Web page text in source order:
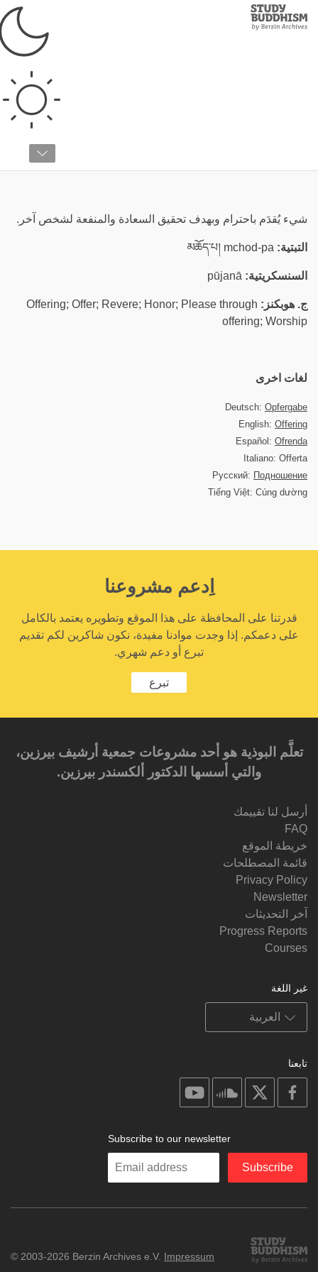
Study
Buddhism
شيء يُقدَم باحترام وبهدف تحقيق السعادة والمنفعة لشخص آخر.
التبتية:
السنسكريتية:
ج. هوبكنز: Offering; Offer; Revere; Honor; Please through
offering; Worship
لغات اخرى
Deutsch: Opfergabe
English: Offering
Español: Ofrenda
Italiano: Offerta
Русский: Подношение
Tiếng Việt: Cúng dường
اِدعم مشروعنا
قدرتنا على المحافظة على هذا الموقع وتطويره يعتمد بالكامل
على دعمكم. إذا وجدت موادنا مفيدة، نكون شاكرين لكم تقديم
تبرع أو دعم شهري.
تبرع
تعلَّم البوذية هو أحد مشروعات جمعية أرشيف بيرزين،
والتي أسسها الدكتور ألكسندر بيرزين.‎‎
أرسل لنا تقييمك
FAQ
خريطة الموقع
قائمة المصطلحات
Privacy Policy
Newsletter
آخر التحديثات
Progress Reports
Courses
غير اللغة
تابعنا
facebook
soundcloud
Subscribe to our newsletter
Enter
Subscribe
Study
Buddhism
© 2003-2026 Berzin Archives e.V. Impressum